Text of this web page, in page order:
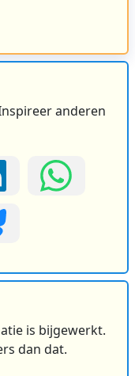
anderen
is bijgewerkt.
dan dat.